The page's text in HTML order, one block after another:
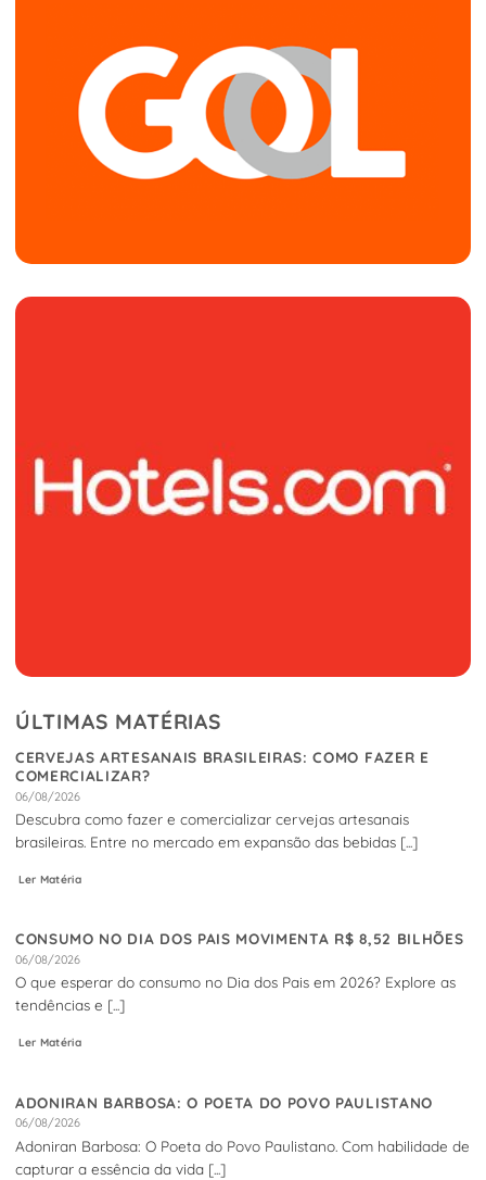
ÚLTIMAS MATÉRIAS
CERVEJAS ARTESANAIS BRASILEIRAS: COMO FAZER E
COMERCIALIZAR?
06/08/2026
Descubra como fazer e comercializar cervejas artesanais
brasileiras. Entre no mercado em expansão das bebidas [...]
Ler Matéria
CONSUMO NO DIA DOS PAIS MOVIMENTA R$ 8,52 BILHÕES
06/08/2026
O que esperar do consumo no Dia dos Pais em 2026? Explore as
tendências e [...]
Ler Matéria
ADONIRAN BARBOSA: O POETA DO POVO PAULISTANO
06/08/2026
Adoniran Barbosa: O Poeta do Povo Paulistano. Com habilidade de
capturar a essência da vida [...]